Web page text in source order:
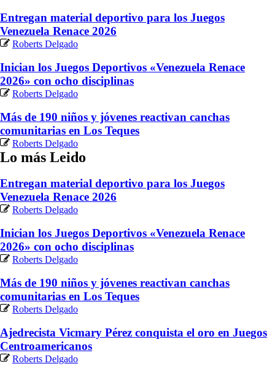
Entregan material deportivo para los Juegos
Venezuela Renace 2026
Roberts Delgado
Inician los Juegos Deportivos «Venezuela Renace
2026» con ocho disciplinas
Roberts Delgado
Más de 190 niños y jóvenes reactivan canchas
comunitarias en Los Teques
Roberts Delgado
Lo más Leido
Entregan material deportivo para los Juegos
Venezuela Renace 2026
Roberts Delgado
Inician los Juegos Deportivos «Venezuela Renace
2026» con ocho disciplinas
Roberts Delgado
Más de 190 niños y jóvenes reactivan canchas
comunitarias en Los Teques
Roberts Delgado
Ajedrecista Vicmary Pérez conquista el oro en Juegos
Centroamericanos
Roberts Delgado